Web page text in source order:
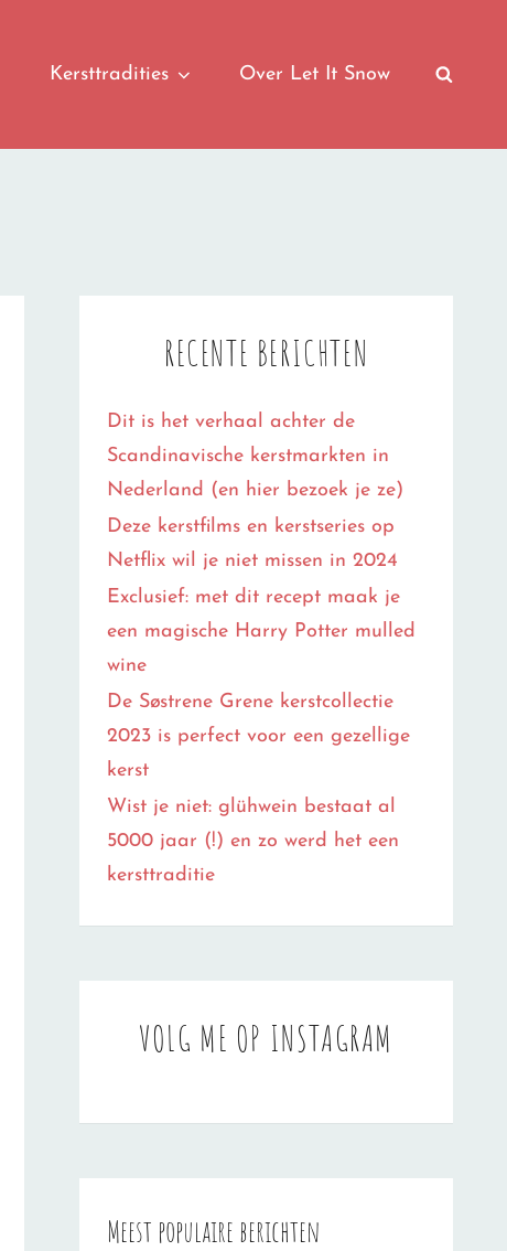
Kersttradities Over Let It Snow
RECENTE BERICHTEN
Dit is het verhaal achter de
Scandinavische kerstmarkten in
Nederland (en hier bezoek je ze)
Deze kerstfilms en kerstseries op
Netflix wil je niet missen in 2024
Exclusief: met dit recept maak je
een magische Harry Potter mulled
wine
De Søstrene Grene kerstcollectie
2023 is perfect voor een gezellige
kerst
Wist je niet: glühwein bestaat al
5000 jaar (!) en zo werd het een
kersttraditie
VOLG ME OP INSTAGRAM
Meest populaire berichten